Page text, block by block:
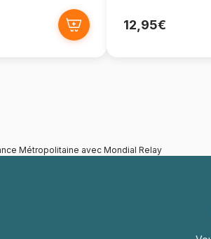
12,95€
Métropolitaine avec Mondial Relay